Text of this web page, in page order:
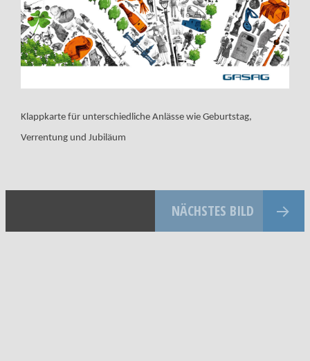
Klappkarte für unterschiedliche Anlässe wie Geburtstag,
Verrentung und Jubiläum
NÄCHSTES BILD